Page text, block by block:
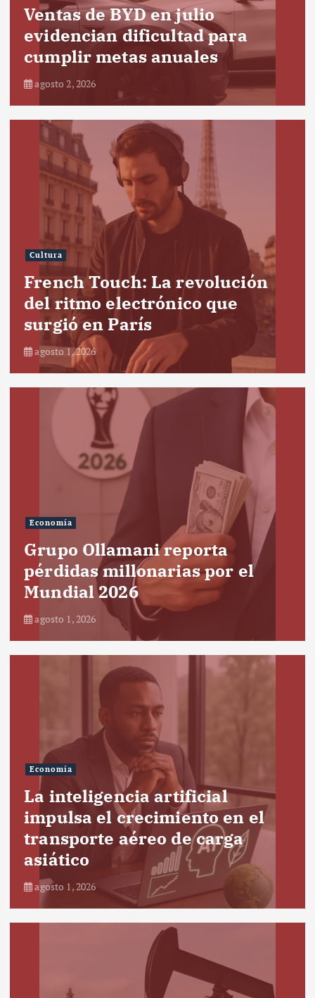
Ventas de BYD en julio
evidencian dificultad para
cumplir metas anuales
agosto 2, 2026
Cultura
French Touch: La revolución
del ritmo electrónico que
surgió en París
agosto 1, 2026
Economía
Grupo Ollamani reporta
pérdidas millonarias por el
Mundial 2026
agosto 1, 2026
Economía
La inteligencia artificial
impulsa el crecimiento en el
transporte aéreo de carga
asiático
agosto 1, 2026